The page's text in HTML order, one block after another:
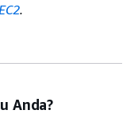
.
Anda?